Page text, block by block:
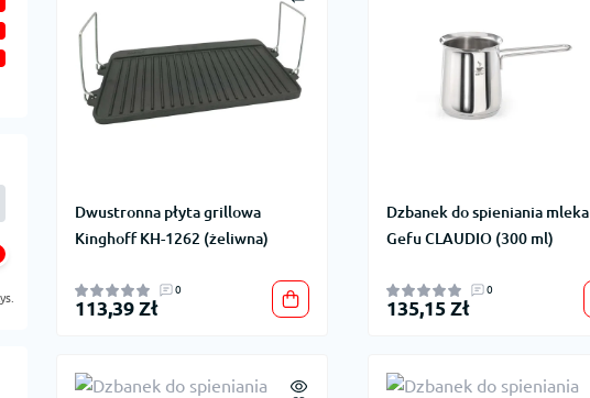
Dwustronna płyta grillowa
Kinghoff KH-1262 (żeliwna)
0
113,39 Zł
Dzbanek do spieniania mleka
Gefu CLAUDIO (300 ml)
0
135,15 Zł